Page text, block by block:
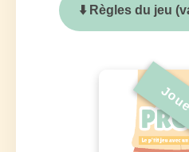
⬇️ Règles du jeu